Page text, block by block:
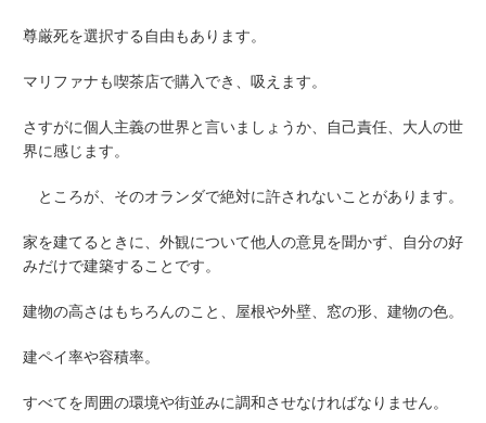
尊厳死を選択する自由もあります。
マリファナも喫茶店で購入でき、吸えます。
さすがに個人主義の世界と言いましょうか、自己責任、大人の世
界に感じます。
ところが、そのオランダで絶対に許されないことがあります。
家を建てるときに、外観について他人の意見を聞かず、自分の好
みだけで建築することです。
建物の高さはもちろんのこと、屋根や外壁、窓の形、建物の色。
建ペイ率や容積率。
すべてを周囲の環境や街並みに調和させなければなりません。